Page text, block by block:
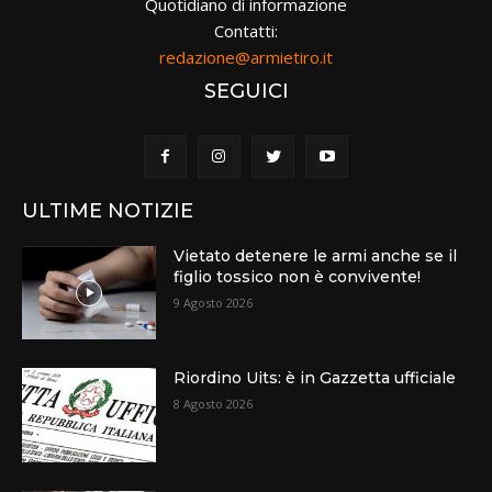
Contatti:
redazione@armietiro.it
SEGUICI
ULTIME NOTIZIE
Vietato detenere le armi anche se il
figlio tossico non è convivente!
9 Agosto 2026
Riordino Uits: è in Gazzetta ufficiale
8 Agosto 2026